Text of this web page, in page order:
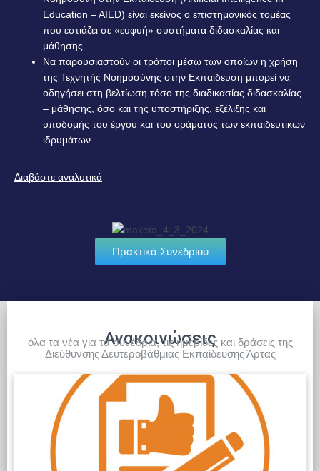
Education – AIED) είναι εκείνος ο επιστημονικός τομέας
που εστιάζει σε «ευφυή» συστήματα διδασκαλίας και
μάθησης.
Να παρουσιαστούν οι τρόποι μέσω των οποίων η χρήση
της Τεχνητής Νοημοσύνης στην Εκπαίδευση μπορεί να
οδηγήσει στη βελτίωση τόσο της διαδικασίας διδασκαλίας
– μάθησης, όσο και της υποστήριξης, εξέλιξης και
υποδομής του έργου και του οράματος των εκπαιδευτικών
ιδρυμάτων.
Διαβάστε αναλυτικά
Πρακτικά Συνεδρίου
Ανακοινώσεις
όλα τα νέα για τα συνέδρια, τις ημερίδες και δράσεις της
Διεύθυνσης Δευτεροβάθμιας Εκπαίδευσης Άρτας